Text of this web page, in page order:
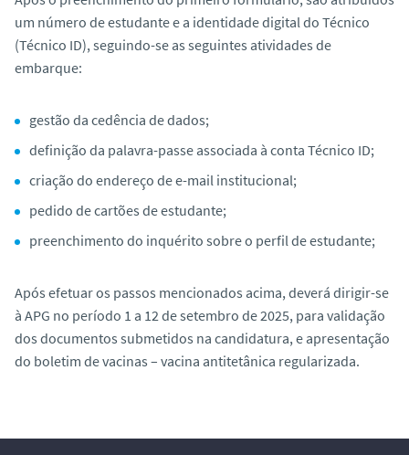
um número de estudante e a identidade digital do Técnico
(Técnico ID), seguindo-se as seguintes atividades de
embarque:
gestão da cedência de dados;
definição da palavra-passe associada à conta Técnico ID;
criação do endereço de e-mail institucional;
pedido de cartões de estudante;
preenchimento do inquérito sobre o perfil de estudante;
Após efetuar os passos mencionados acima, deverá dirigir-se
à APG no período 1 a 12 de setembro de 2025, para validação
dos documentos submetidos na candidatura, e apresentação
do boletim de vacinas – vacina antitetânica regularizada.